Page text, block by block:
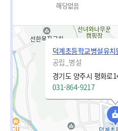
해당없음
덕계초등학교병설유치
공립_병설
경기도 양주시 평화로
031-864-9217